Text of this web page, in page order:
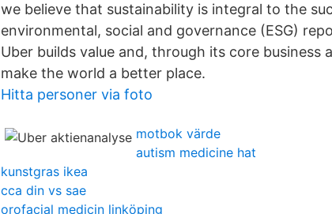
we believe that sustainability is integral to the
environmental, social and governance (ESG)
Uber builds value and, through its core business
make the world a better place.
Hitta personer via foto
motbok värde
autism medicine hat
kunstgras ikea
cca din vs sae
orofacial medicin linköping